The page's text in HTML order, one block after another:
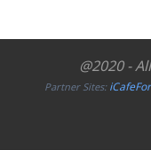
@2020 -
Partner Sites: